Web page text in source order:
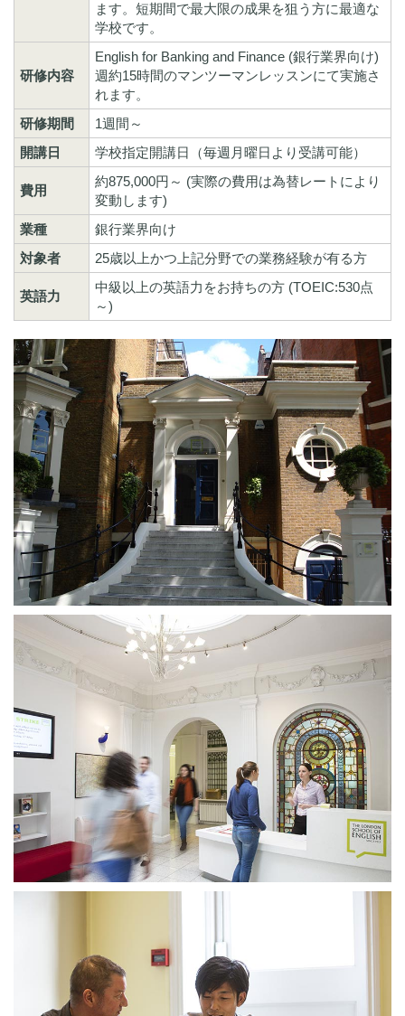
ます。短期間で最大限の成果を狙う方に最適な
学校です。
研修内容
English for Banking and Finance (銀行業界向け)
週約15時間のマンツーマンレッスンにて実施さ
れます。
研修期間
1週間～
開講日
学校指定開講日（毎週月曜日より受講可能）
費用
約875,000円～ (実際の費用は為替レートにより
変動します)
業種
銀行業界向け
対象者
25歳以上かつ上記分野での業務経験が有る方
英語力
中級以上の英語力をお持ちの方 (TOEIC:530点
～)